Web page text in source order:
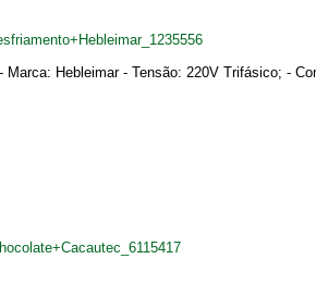
Hebleimar - Tensão: 220V Trifásico; -